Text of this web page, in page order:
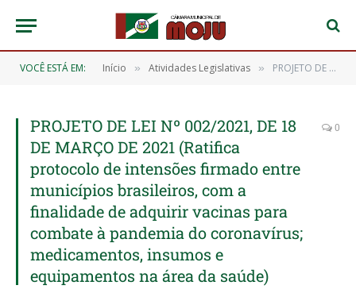
VOCÊ ESTÁ EM: Início » Atividades Legislativas » PROJETO DE LEI Nº 002/2021, DE 18 DE MARÇO DE 2021 (Ratifica protocolo de intensões firmado entre municípios brasileiros, com a finalidade de adquirir vacinas para combate à pandemia do coronavírus; medicamentos, insumos e equipamentos na área da saúde)
PROJETO DE LEI Nº 002/2021, DE 18
DE MARÇO DE 2021 (Ratifica
protocolo de intensões firmado entre
municípios brasileiros, com a
finalidade de adquirir vacinas para
combate à pandemia do coronavírus;
medicamentos, insumos e
equipamentos na área da saúde)
0